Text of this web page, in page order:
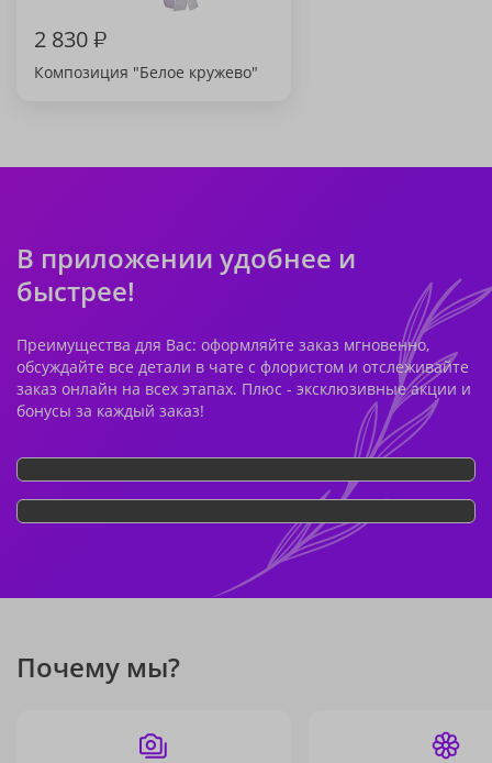
2 830₽
Композиция "Белое кружево"
В приложении удобнее и
быстрее!
Преимущества для Вас: оформляйте заказ мгновенно,
обсуждайте все детали в чате с флористом и отслеживайте
заказ онлайн на всех этапах. Плюс - эксклюзивные акции и
бонусы за каждый заказ!
Почему мы?